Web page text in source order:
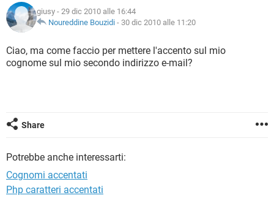
HARDWARE
TIKTOK FACEBOOK
iOS
INSTAGRAM
TIKTOK FACEBOOK
INTRATTENIMENTO ANDROID
INSTAGRAM WHATSAPP
GLOSSARIO
COVID-19
INTRATTENIMENTO ANDROID
giusy - 29 dic 2010 alle 16:44
Noureddine Bouzidi - 30 dic 2010 alle 11:20
Ciao, ma come faccio per mettere l'accento sul mio
cognome sul mio secondo indirizzo e-mail?
Share
Potrebbe anche interessarti:
Cognomi accentati
Php caratteri accentati